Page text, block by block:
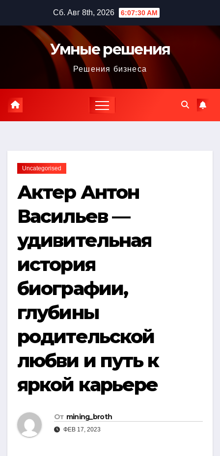
содержимому
Сб. Авг 8th, 2026 6:07:31 AM
Умные решения
Решения бизнеса
Uncategorised
Актер Антон
Васильев —
удивительная
история
биографии,
глубины
родительской
любви и путь к
яркой карьере
От mining_broth
ФЕВ 17, 2023